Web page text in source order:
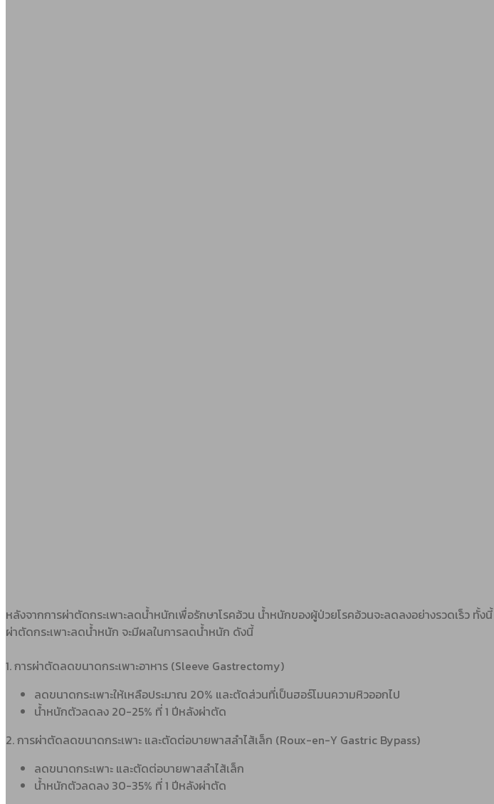
หลังจากการผ่าตัดกระเพาะลดน้ำหนักเพื่อรักษาโรคอ้วน น้ำหนักของผู้ป่วยโรคอ้วนจะลดลงอย่างรวดเร็ว
ผ่าตัดกระเพาะลดน้ำหนัก จะมีผลในการลดน้ำหนัก ดังนี้
1. การผ่าตัดลดขนาดกระเพาะอาหาร (Sleeve Gastrectomy)
ลดขนาดกระเพาะให้เหลือประมาณ 20% และตัดส่วนที่เป็นฮอร์โมนความหิวออกไป
น้ำหนักตัวลดลง 20-25% ที่ 1 ปีหลังผ่าตัด
2. การผ่าตัดลดขนาดกระเพาะ และตัดต่อบายพาสลำไส้เล็ก (Roux-en-Y Gastric Bypass)
ลดขนาดกระเพาะ และตัดต่อบายพาสลำไส้เล็ก
น้ำหนักตัวลดลง 30-35% ที่ 1 ปีหลังผ่าตัด